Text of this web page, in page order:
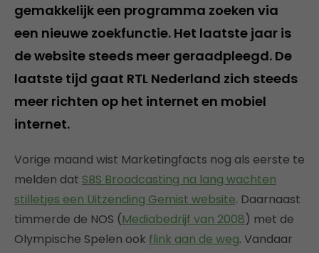
gemakkelijk een programma zoeken via
een nieuwe zoekfunctie. Het laatste jaar is
de website steeds meer geraadpleegd. De
laatste tijd gaat RTL Nederland zich steeds
meer richten op het internet en mobiel
internet.
Vorige maand wist Marketingfacts nog als eerste te
melden dat SBS Broadcasting na lang wachten
stilletjes een Uitzending Gemist website. Daarnaast
timmerde de NOS (Mediabedrijf van 2008) met de
Olympische Spelen ook flink aan de weg. Vandaar